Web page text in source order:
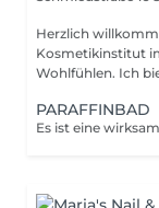
Herzlich
Kosmetikinstitut
PARAFFINBAD